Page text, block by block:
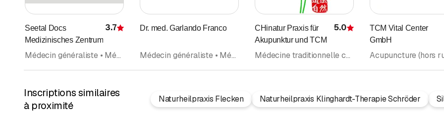
Seetal Docs
Medizinisches Zentrum
Évaluation
3.7
Médecin généraliste • Médecine interne générale • Rhumatologie • Acupuncture (hors rubrique médecins) • Varices et maladies de veines (Phlébologie) • Cardiologie • Angiologie • Médecins
Dr. med. Garlando Franco
Médecin généraliste • Médecine interne générale • Acupuncture (hors rubrique médecins) • Médecins
CHinatur Praxis für
Akupunktur und TCM
Évaluation
5.0
Médecine traditionnelle chinoise MTC • Acupuncture (hors rubrique médecins) • Massage • Massage de santé et de sport
TCM Vital Center
GmbH
Inscriptions similaires
à proximité
Naturheilpraxis Flecken Naturheilpraxis Klinghardt-Therapie Schröder